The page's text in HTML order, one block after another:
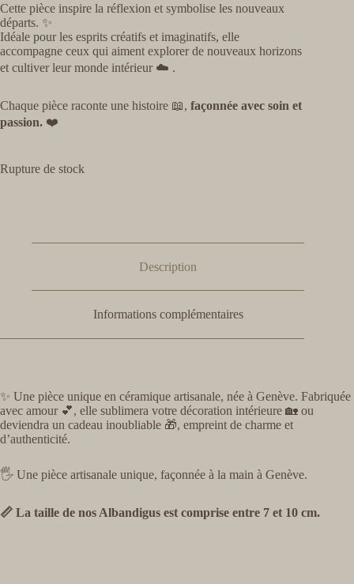
Cette pièce inspire la réflexion et symbolise les nouveaux
départs. ✨
Idéale pour les esprits créatifs et imaginatifs, elle
accompagne ceux qui aiment explorer de nouveaux horizons
et cultiver leur monde intérieur ☁️ .
Chaque pièce raconte une histoire 📖, façonnée avec soin et
passion. ❤️
Rupture de stock
Description
Informations complémentaires
✨ Une pièce unique en céramique artisanale, née à Genève. Fabriquée
avec amour 💕, elle sublimera votre décoration intérieure 🏡 ou
deviendra un cadeau inoubliable 🎁, empreint de charme et
d’authenticité.
🖐️ Une pièce artisanale unique, façonnée à la main à Genève.
📏 La taille de nos Albandigus est comprise entre 7 et 10 cm.